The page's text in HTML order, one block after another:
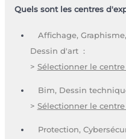
Quels sont les centres
Affichage,
Dessin d'art :
> Sélectionner le
Bim, Dessin
> Sélectionner le
Protection,